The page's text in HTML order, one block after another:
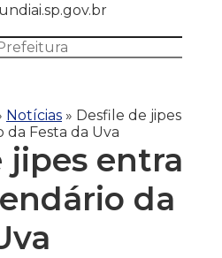
Notícias » Desfile de jipes
Festa da Uva
jipes entra
da